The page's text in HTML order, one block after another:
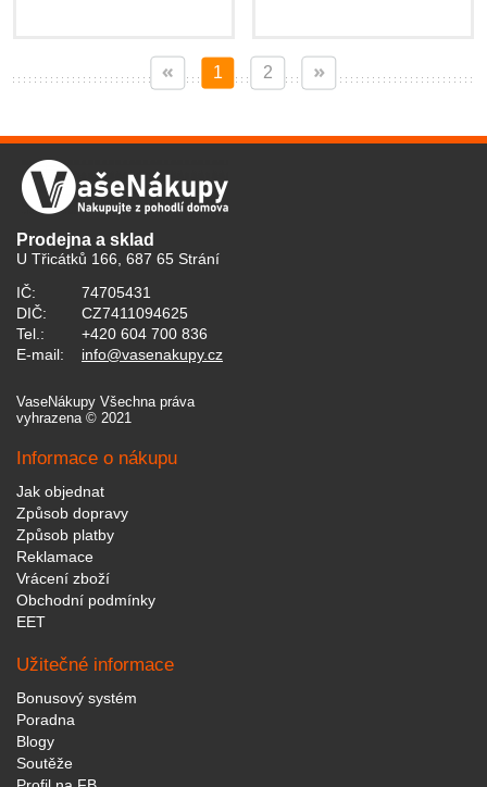
1 2
Prodejna a sklad
U Třicátků 166, 687 65 Strání
IČ:
74705431
DIČ:
CZ7411094625
Tel.:
+420 604 700 836
E-mail:
info@vasenakupy.cz
VaseNákupy Všechna práva
vyhrazena © 2021
Informace o nákupu
Jak objednat
Způsob dopravy
Způsob platby
Reklamace
Vrácení zboží
Obchodní podmínky
EET
Užitečné informace
Bonusový systém
Poradna
Blogy
Soutěže